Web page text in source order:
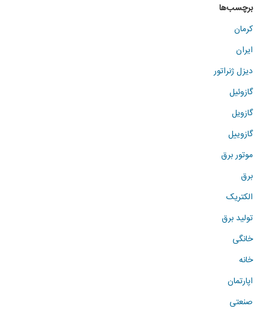
برچسب‌ها
کرمان
ایران
دیزل ژنراتور
گازوئیل
گازویل
گازوییل
موتور برق
برق
الکتریک
تولید برق
خانگی
خانه
اپارتمان
صنعتی